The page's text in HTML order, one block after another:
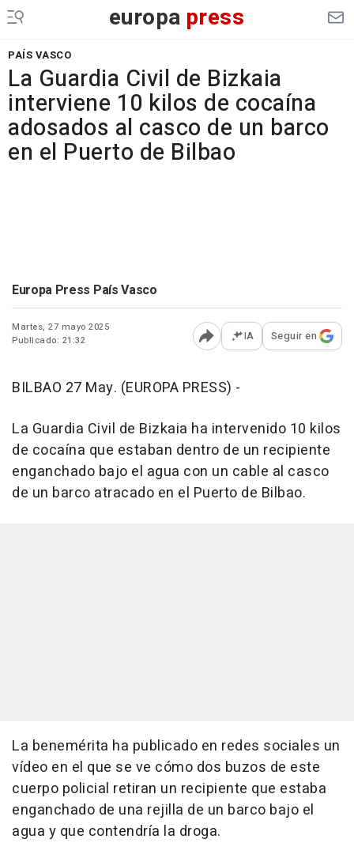
europa press
PAÍS VASCO
La Guardia Civil de Bizkaia
interviene 10 kilos de cocaína
adosados al casco de un barco
en el Puerto de Bilbao
Europa Press País Vasco
Martes, 27 mayo 2025
Publicado: 21:32
Abrir opciones para
IA Seguir en
BILBAO 27 May. (EUROPA PRESS) -
La Guardia Civil de Bizkaia ha intervenido 10 kilos
de cocaína que estaban dentro de un recipiente
enganchado bajo el agua con un cable al casco
de un barco atracado en el Puerto de Bilbao.
La benemérita ha publicado en redes sociales un
vídeo en el que se ve cómo dos buzos de este
cuerpo policial retiran un recipiente que estaba
enganchado de una rejilla de un barco bajo el
agua y que contendría la droga.